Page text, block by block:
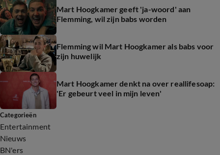
Mart Hoogkamer geeft 'ja-woord' aan
Flemming, wil zijn babs worden
Flemming wil Mart Hoogkamer als babs voor
zijn huwelijk
Mart Hoogkamer denkt na over reallifesoap:
'Er gebeurt veel in mijn leven'
Categorieën
Entertainment
Nieuws
BN'ers